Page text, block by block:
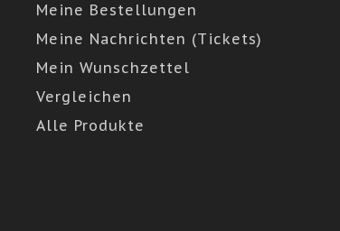
Meine Bestellungen
Meine Nachrichten (Tickets)
Mein Wunschzettel
Vergleichen
Alle Produkte